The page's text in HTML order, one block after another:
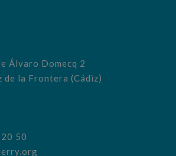
Álvaro Domecq 2
de la Frontera (Cádiz)
50